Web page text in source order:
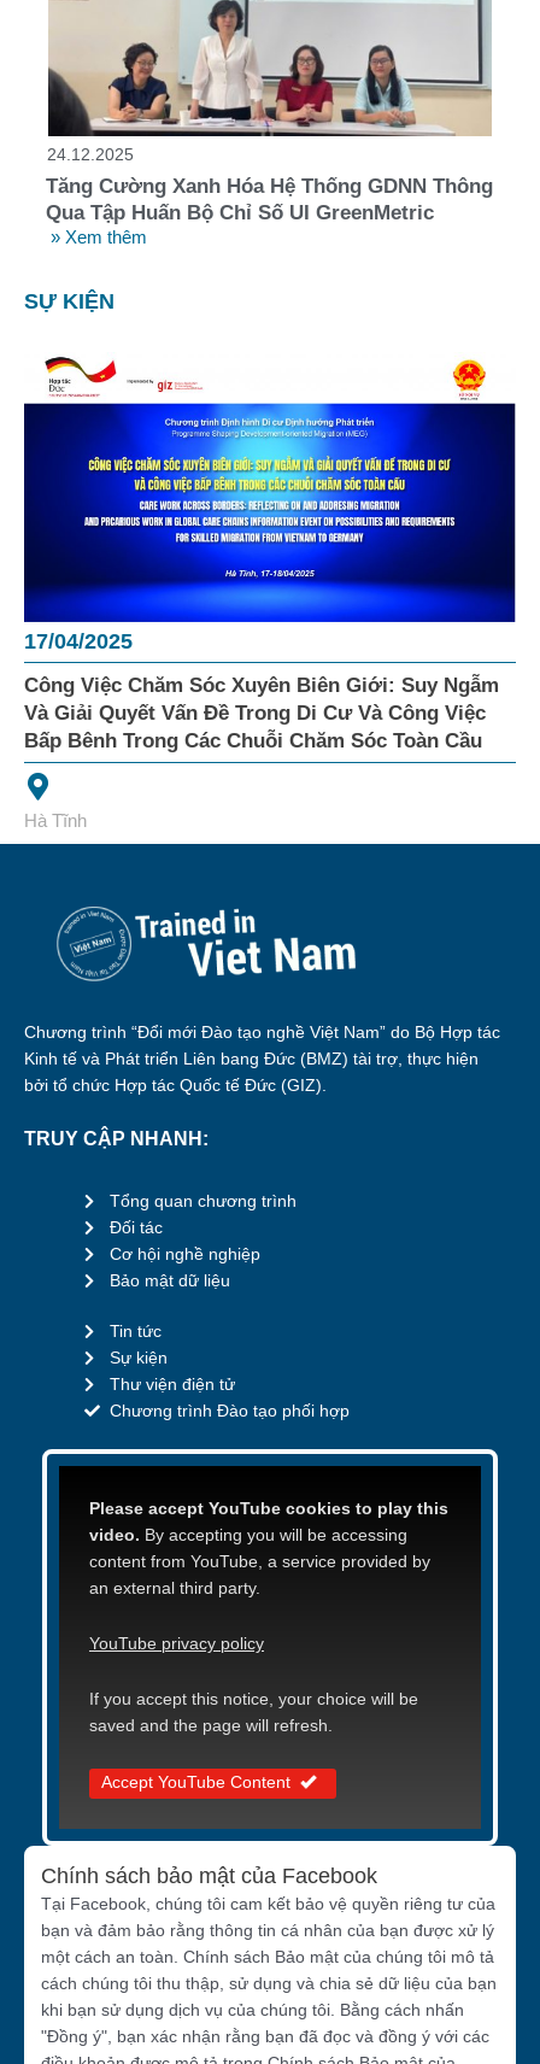
24.12.2025
Tăng Cường Xanh Hóa Hệ Thống GDNN Thông
Qua Tập Huấn Bộ Chỉ Số UI GreenMetric
» Xem thêm
SỰ KIỆN
17/04/2025
Công Việc Chăm Sóc Xuyên Biên Giới: Suy Ngẫm
Và Giải Quyết Vấn Đề Trong Di Cư Và Công Việc
Bấp Bênh Trong Các Chuỗi Chăm Sóc Toàn Cầu
Hà Tĩnh
Chương trình “Đổi mới Đào tạo nghề Việt Nam” do Bộ Hợp tác
Kinh tế và Phát triển Liên bang Đức (BMZ) tài trợ, thực hiện
bởi tổ chức Hợp tác Quốc tế Đức (GIZ).
TRUY CẬP NHANH:
Tổng quan chương trình
Đối tác
Cơ hội nghề nghiệp
Bảo mật dữ liệu
Tin tức
Sự kiện
Thư viện điện tử
Chương trình Đào tạo phối hợp
Please accept YouTube cookies to play this
video. By accepting you will be accessing
content from YouTube, a service provided by
an external third party.
YouTube privacy policy
If you accept this notice, your choice will be
saved and the page will refresh.
Accept YouTube Content
Chính sách bảo mật của Facebook
Tại Facebook, chúng tôi cam kết bảo vệ quyền riêng tư của
bạn và đảm bảo rằng thông tin cá nhân của bạn được xử lý
một cách an toàn. Chính sách Bảo mật của chúng tôi mô tả
cách chúng tôi thu thập, sử dụng và chia sẻ dữ liệu của bạn
khi bạn sử dụng dịch vụ của chúng tôi. Bằng cách nhấn
"Đồng ý", bạn xác nhận rằng bạn đã đọc và đồng ý với các